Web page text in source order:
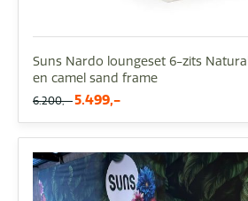
Suns Nardo loungeset 6-zits
en camel sand frame
6.200,- 5.499,-